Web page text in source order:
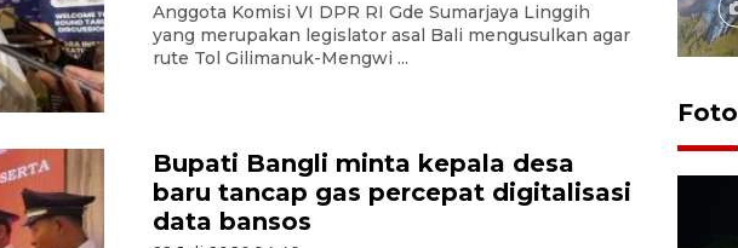
Anggota Komisi VI DPR RI Gde Sumarjaya Linggih
yang merupakan legislator asal Bali mengusulkan agar
rute Tol Gilimanuk-Mengwi ...
Bupati Bangli minta kepala desa
baru tancap gas percepat digitalisasi
data bansos
Foto